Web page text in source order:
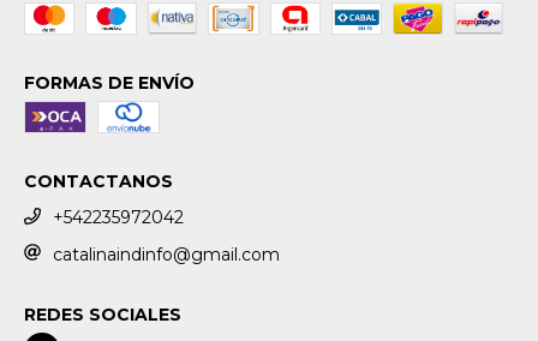
FORMAS DE ENVÍO
CONTACTANOS
+542235972042
catalinaindinfo@gmail.com
REDES SOCIALES